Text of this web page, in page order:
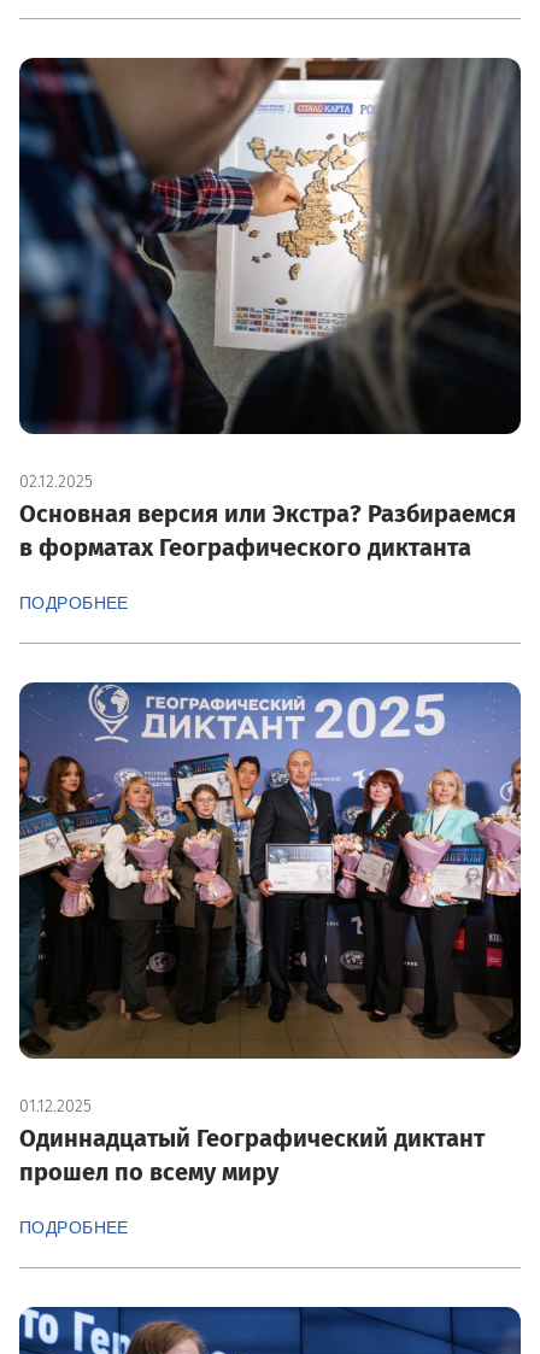
02.12.2025
Основная версия или Экстра? Разбираемся
в форматах Географического диктанта
ПОДРОБНЕЕ
01.12.2025
Одиннадцатый Географический диктант
прошел по всему миру
ПОДРОБНЕЕ